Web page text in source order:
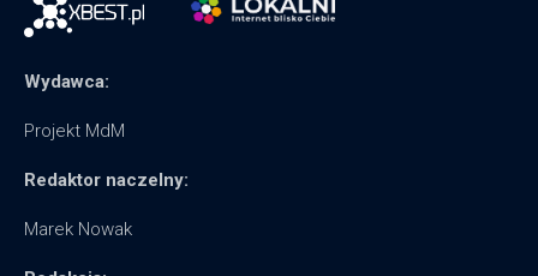
Wydawca:
Projekt MdM
Redaktor naczelny:
Marek Nowak